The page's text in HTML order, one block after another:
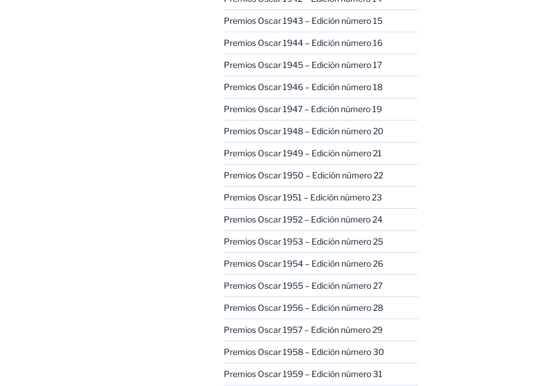
Premios Oscar 1943 – Edición número 15
Premios Oscar 1944 – Edición número 16
Premios Oscar 1945 – Edición número 17
Premios Oscar 1946 – Edición número 18
Premios Oscar 1947 – Edición número 19
Premios Oscar 1948 – Edición número 20
Premios Oscar 1949 – Edición número 21
Premios Oscar 1950 – Edición número 22
Premios Oscar 1951 – Edición número 23
Premios Oscar 1952 – Edición número 24
Premios Oscar 1953 – Edición número 25
Premios Oscar 1954 – Edición número 26
Premios Oscar 1955 – Edición número 27
Premios Oscar 1956 – Edición número 28
Premios Oscar 1957 – Edición número 29
Premios Oscar 1958 – Edición número 30
Premios Oscar 1959 – Edición número 31